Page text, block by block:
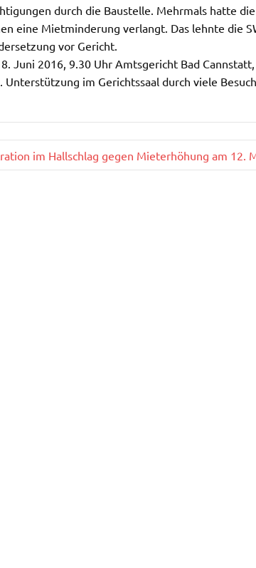
durch die Baustelle. Mehrmals hatte
eine Mietminderung verlangt. Das lehnte die
vor Gericht.
Juni 2016, 9.30 Uhr Amtsgericht Bad
im Gerichtssaal durch viele
im Hallschlag gegen Mieterhöhung am 12.